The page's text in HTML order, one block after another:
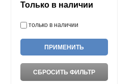
Только в наличии
только в наличии